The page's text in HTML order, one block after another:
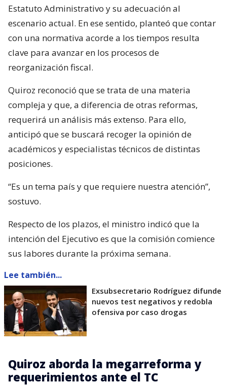
Estatuto Administrativo y su adecuación al
escenario actual. En ese sentido, planteó que contar
con una normativa acorde a los tiempos resulta
clave para avanzar en los procesos de
reorganización fiscal.
Quiroz reconoció que se trata de una materia
compleja y que, a diferencia de otras reformas,
requerirá un análisis más extenso. Para ello,
anticipó que se buscará recoger la opinión de
académicos y especialistas técnicos de distintas
posiciones.
“Es un tema país y que requiere nuestra atención”,
sostuvo.
Respecto de los plazos, el ministro indicó que la
intención del Ejecutivo es que la comisión comience
sus labores durante la próxima semana.
Lee también...
Exsubsecretario Rodríguez difunde
nuevos test negativos y redobla
ofensiva por caso drogas
Quiroz aborda la megarreforma y
requerimientos ante el TC